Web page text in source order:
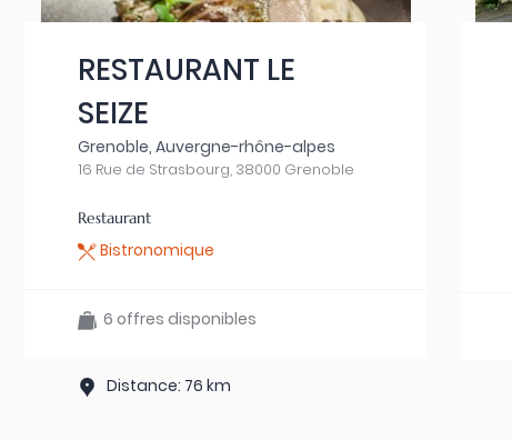
RESTAURANT LE
SEIZE
Grenoble, Auvergne-rhône-alpes
16 Rue de Strasbourg, 38000 Grenoble
Restaurant
Bistronomique
6 offres disponibles
Distance: 76 km